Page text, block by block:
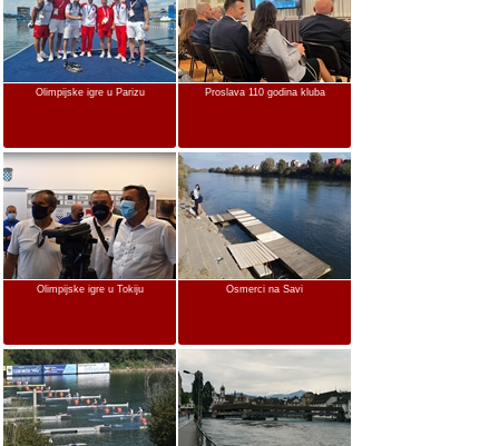
Olimpijske igre u Parizu Proslava 110 godina kluba
Olimpijske igre u Tokiju Osmerci na Savi